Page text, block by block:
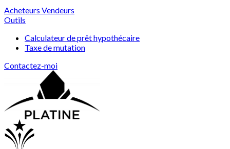
Acheteurs Vendeurs
Outils
Calculateur de prêt hypothécaire
Taxe de mutation
Contactez-moi